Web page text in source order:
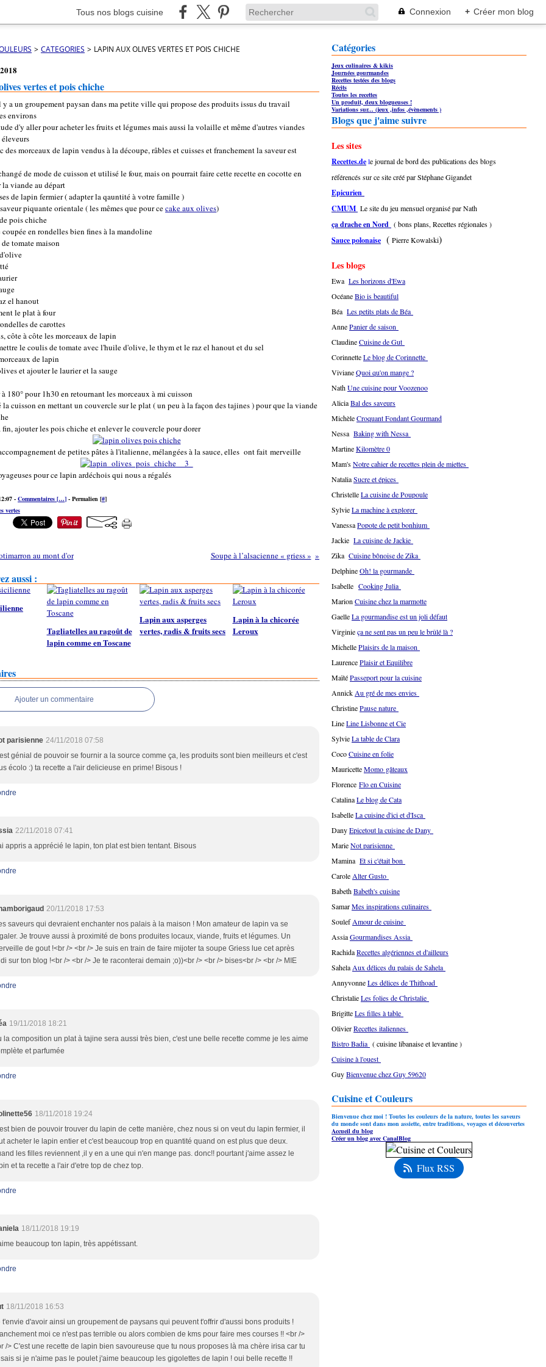
Tous nos blogs cuisine Connexion + Créer mon blog
> CATEGORIES > LAPIN AUX OLIVES VERTES ET POIS CHICHE
vertes et pois chiche
y a un groupement paysan dans ma petite ville qui propose des produits issus du travail
environs
d'y aller pour acheter les fruits et légumes mais aussi la volaille et même d'autres viandes
des morceaux de lapin vendus à la découpe, râbles et cuisses et franchement la saveur est
de mode de cuisson et utilisé le four, mais on pourrait faire cette recette en cocotte en
viande au départ
de lapin fermier ( adapter la qauntité à votre famille )
piquante orientale ( les mêmes que pour cecake aux olives)
pois chiche
en rondelles bien fines à la mandoline
tomate maison
el hanout
le plat à four
de carottes
côte à côte les morceaux de lapin
le coulis de tomate avec l'huile d'olive, le thym et le raz el hanout et du sel
de lapin
et ajouter le laurier et la sauge
180° pour 1h30 en retournant les morceaux à mi cuisson
la cuisson en mettant un couvercle sur le plat ( un peu à la façon des tajines ) pour que la viande
ajouter les pois chiche et enlever le couvercle pour dorer
de petites pâtes à l'italienne, mélangées à la sauce, elles ont fait merveille
pour ce lapin ardéchois qui nous a régalés
- Commentaires […] - Permalien [#]
vertes
au mont d'or Soupe à l’alsacienne « griess »
aussi :
Tagliatelles au ragoût de
lapin comme en Toscane
Lapin aux asperges
vertes, radis & fruits secs
Lapin à la chicorée
Leroux
Ajouter un commentaire
parisienne 24/11/2018 07:58
génial de pouvoir se fournir a la source comme ça, les produits sont bien meilleurs et c'est
écolo :) ta recette a l'air delicieuse en prime! Bisous !
22/11/2018 07:41
appris a apprécié le lapin, ton plat est bien tentant. Bisous
20/11/2018 17:53
saveurs qui devraient enchanter nos palais à la maison ! Mon amateur de lapin va se
Je trouve aussi à proximité de bons produites locaux, viande, fruits et légumes. Un
de gout !<br /> <br /> Je suis en train de faire mijoter ta soupe Griess lue cet après
sur ton blog !<br /> <br /> Je te raconterai demain ;o))<br /> <br /> bises<br /> <br /> MIE
19/11/2018 18:21
la composition un plat à tajine sera aussi très bien, c'est une belle recette comme je les aime
et parfumée
18/11/2018 19:24
bien de pouvoir trouver du lapin de cette manière, chez nous si on veut du lapin fermier, il
acheter le lapin entier et c'est beaucoup trop en quantité quand on est plus que deux.
les filles reviennent ,il y en a une qui n'en mange pas. donc!! pourtant j'aime assez le
et ta recette a l'air d'etre top de chez top.
18/11/2018 19:19
beaucoup ton lapin, très appétissant.
18/11/2018 16:53
t'envie d'avoir ainsi un groupement de paysans qui peuvent t'offrir d'aussi bons produits !
moi ce n'est pas terrible ou alors combien de kms pour faire mes courses !! <br />
/> C'est une recette de lapin bien savoureuse que tu nous proposes là ma chère irisa car tu
si je n'aime pas le poulet j'aime beaucoup les gigolettes de lapin ! oui belle recette !!
Catégories
Jeux culinaires & kikis
Journées gourmandes
Recettes testées des blogs
Récits
Toutes les recettes
Un produit, deux blogueuses !
Variations sur... (jeux ,infos ,évènements )
Blogs que j'aime suivre
Les sites
Recettes.dele journal de bord des publications des blogs
référencés sur ce site créé par Stéphane Gigandet
Epicurien
CMUM Le site du jeu mensuel organisé par Nath
ça drache en Nord ( bons plans, Recettes régionales )
Sauce polonaise ( Pierre Kowalski)
Les blogs
Ewa Les horizons d'Ewa
OcéaneBio is beautiful
Béa Les petits plats de Béa
AnnePanier de saison
ClaudineCuisine de Gut
CorinnetteLe blog de Corinnette
VivianeQuoi qu'on mange ?
NathUne cuisine pour Voozenoo
AliciaBal des saveurs
MichèleCroquant Fondant Gourmand
Nessa Baking with Nessa
MartineKilomètre 0
Mam'sNotre cahier de recettes plein de miettes
NataliaSucre et épices
ChristelleLa cuisine de Poupoule
SylvieLa machine à explorer
VanessaPopote de petit bonhium
Jackie La cuisine de Jackie
Zika Cuisine bônoise de Zika
DelphineOh! la gourmande
Isabelle Cooking Julia
Marion Cuisine chez la marmotte
GaelleLa gourmandise est un joli défaut
Virginieça ne sent pas un peu le brûlé là ?
MichellePlaisirs de la maison
LaurencePlaisir et Equilibre
MaïtéPasseport pour la cuisine
Annick Au gré de mes envies
ChristinePause nature
LineLine Lisbonne et Cie
SylvieLa table de Clara
CocoCuisine en folie
MauricetteMomo gâteaux
Florence Flo en Cuisine
CatalinaLe blog de Cata
IsabelleLa cuisine d'ici et d'Isca
DanyEpicetout la cuisine de Dany
MarieNot parisienne
Mamina Et si c'était bon
Carole Alter Gusto
BabethBabeth's cuisine
SamarMes inspirations culinaires
SoulefAmour de cuisine
AssiaGourmandises Assia
RachidaRecettes algériennes et d'ailleurs
Sahela Aux délices du palais de Sahela
AnnyvonneLes délices de Thithoad
ChristalieLes folies de Christalie
BrigitteLes filles à table
OlivierRecettes italiennes
Bistro Badia ( cuisine libanaise et levantine )
Cuisine à l'ouest
GuyBienvenue chez Guy 59620
Cuisine et Couleurs
Bienvenue chez moi ! Toutes les couleurs de la nature, toutes les saveurs
du monde sont dans mon assiette, entre traditions, voyages et découvertes
Accueil du blog
Créer un blog avec CanalBlog
Flux RSS